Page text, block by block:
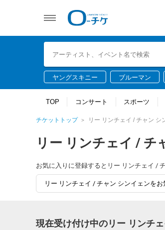
ヤングスキニー ブルーマン
TOP コンサート スポーツ
チケットトップ リー リンチェイ / チャン シ
リー リンチェイ / チ
お気に入りに登録するとリー リンチェイ /
リー リンチェイ / チャン シンイェンを
現在受け付け中のリー リンチ